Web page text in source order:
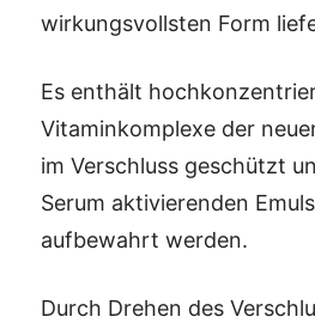
wirkungsvollsten Form
Es enthält
Vitaminkomplexe der
im Verschluss geschützt
Serum aktivierenden
aufbewahrt werden.
Durch Drehen des